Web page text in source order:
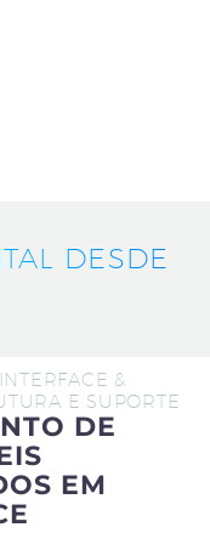
DESDE
&
E SUPORTE
DE
EM